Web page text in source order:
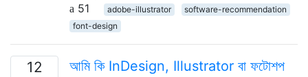
51
adobe-illustrator
software-recommendation
font-design
12
আমি কি InDesign, Illustrator বা ফটোশপ